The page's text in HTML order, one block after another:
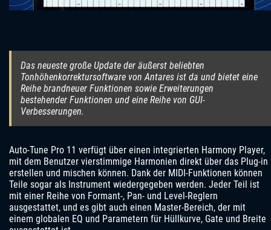
Das neueste große Update der äußerst beliebten
Tonhöhenkorrektursoftware von Antares ist da und bietet eine
Reihe brandneuer Funktionen sowie Erweiterungen
bestehender Funktionen und eine Reihe von GUI-
Verbesserungen.
Auto-Tune Pro 11 verfügt über einen integrierten Harmony Player,
mit dem Benutzer vierstimmige Harmonien direkt über das Plug-in
erstellen und mischen können. Dank der MIDI-Funktionen können
Teile sogar als Instrument wiedergegeben werden. Jeder Teil ist
mit einer Reihe von Formant-, Pan- und Level-Reglern
ausgestattet, und es gibt auch einen Master-Bereich, der mit
einem globalen EQ und Parametern für Hüllkurve, Gate und Breite